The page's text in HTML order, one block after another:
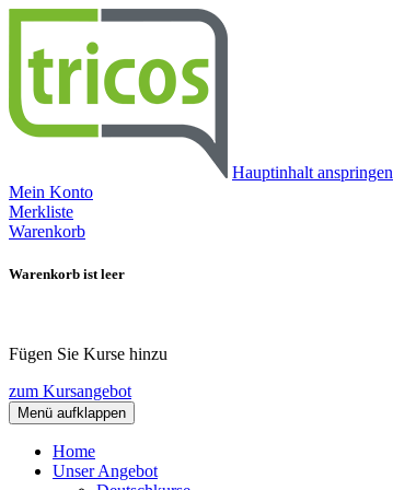
Hauptinhalt anspringen
Mein Konto
Merkliste
Warenkorb
Warenkorb ist leer
Fügen Sie Kurse hinzu
zum Kursangebot
Menü aufklappen
Home
Unser Angebot